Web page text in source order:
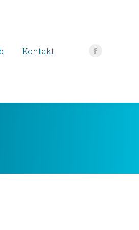
Kontakt
Facebook